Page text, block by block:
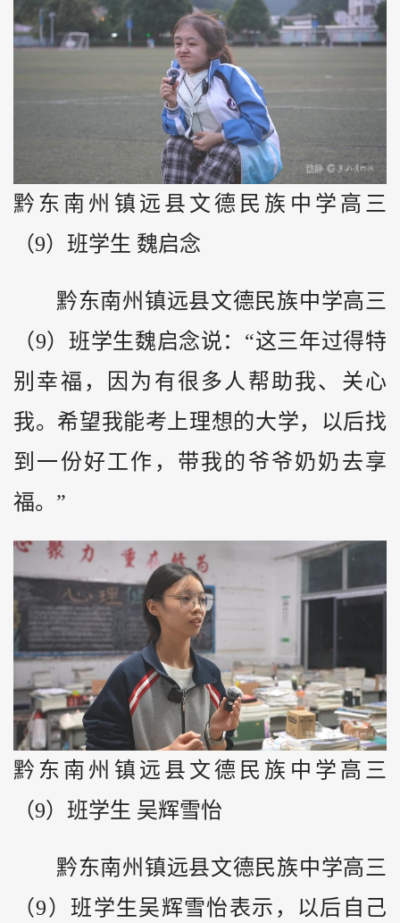
黔东南州镇远县文德民族中学高三
（9）班学生 魏启念
黔东南州镇远县文德民族中学高三
（9）班学生魏启念说：“这三年过得特
别幸福，因为有很多人帮助我、关心
我。希望我能考上理想的大学，以后找
到一份好工作，带我的爷爷奶奶去享
福。”
黔东南州镇远县文德民族中学高三
（9）班学生 吴辉雪怡
黔东南州镇远县文德民族中学高三
（9）班学生吴辉雪怡表示，以后自己